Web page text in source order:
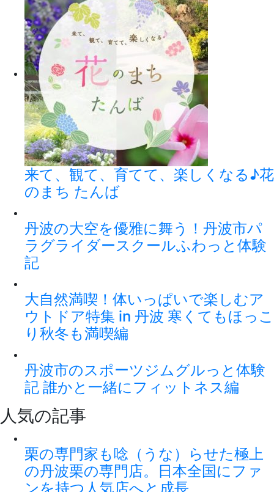
来て、観て、育てて、楽しくなる♪花
のまち たんば
丹波の大空を優雅に舞う！丹波市パ
ラグライダースクールふわっと体験
記
大自然満喫！体いっぱいで楽しむア
ウトドア特集 in 丹波 寒くてもほっこ
り秋冬も満喫編
丹波市のスポーツジムグルっと体験
記 誰かと一緒にフィットネス編
人気の記事
栗の専門家も唸（うな）らせた極上
の丹波栗の専門店。日本全国にファ
ンを持つ人気店へと成長